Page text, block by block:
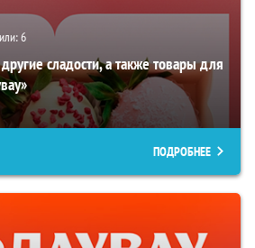
6
сладости, а также товары для
ПОДРОБНЕЕ